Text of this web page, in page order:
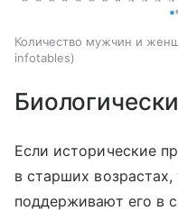
Количество мужчин и
infotables
Если исторические
в старших
поддерживают его в